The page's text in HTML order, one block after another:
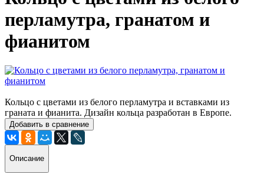
перламутра, гранатом и
фианитом
Кольцо с цветами из белого перламутра и вставками из
граната и фианита. Дизайн кольца разработан в Европе.
Добавить в сравнение
Описание